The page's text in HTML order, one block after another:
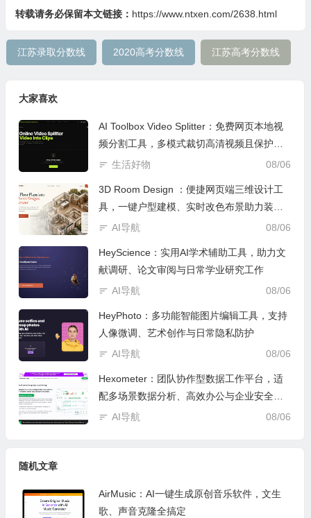
转载请务必保留本文链接： https://www.ntxen.com/2638.html
江苏录取分数线 2020高考分数线 江苏高考分数线
大家喜欢
AI Toolbox Video Splitter：免费网页本地视
频分割工具，多模式裁切高清视频且保护隐
私
08/06
生活好物
3D Room Design ：便捷网页端三维设计工
具，一键户型建模、实时改色布景助力装修
设计
08/06
AI导航
HeyScience：实用AI学术辅助工具，助力文
献调研、论文审阅与日常学业研究工作
08/06
AI导航
HeyPhoto：多功能智能图片编辑工具，支持
人像微调、艺术创作与日常隐私防护
08/06
AI导航
Hexometer：团队协作型数据工作平台，适
配多场景数据分析、高效办公与企业安全管
控
08/06
AI导航
随机文章
AirMusic：AI一键生成原创音乐软件，文生
歌、声音克隆全搞定